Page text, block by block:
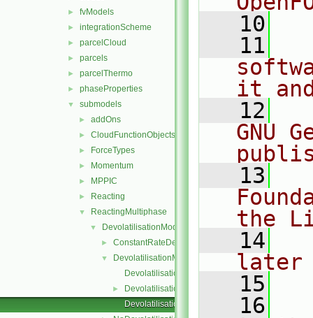
► fvModels
► integrationScheme
► parcelCloud
► parcels
► parcelThermo
► phaseProperties
▼ submodels
► addOns
► CloudFunctionObjects
► ForceTypes
► Momentum
► MPPIC
► Reacting
▼ ReactingMultiphase
▼ DevolatilisationModel
► ConstantRateDevolatilisation
▼
DevolatilisationModel
DevolatilisationModel.C
►
DevolatilisationModel.H
DevolatilisationModelNew.C
   10
   11
it
   12
GNU
   13
the
   14
later
   15
   16